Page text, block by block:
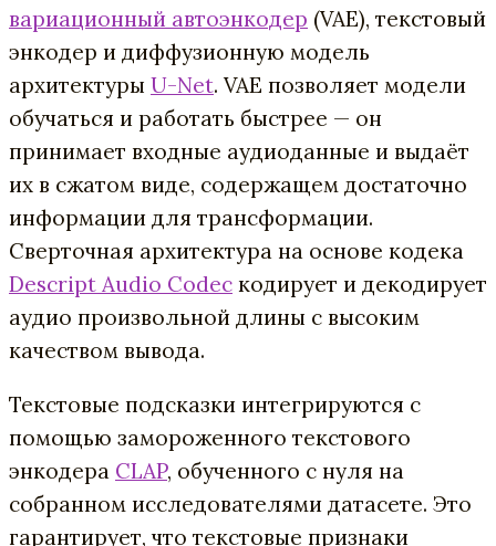
вариационный автоэнкодер (VAE), текстовый
энкодер и диффузионную модель
архитектуры U-Net. VAE позволяет модели
обучаться и работать быстрее — он
принимает входные аудиоданные и выдаёт
их в сжатом виде, содержащем достаточно
информации для трансформации.
Сверточная архитектура на основе кодека
Descript Audio Codec кодирует и декодирует
аудио произвольной длины с высоким
качеством вывода.
Текстовые подсказки интегрируются с
помощью замороженного текстового
энкодера CLAP, обученного с нуля на
собранном исследователями датасете. Это
гарантирует, что текстовые признаки